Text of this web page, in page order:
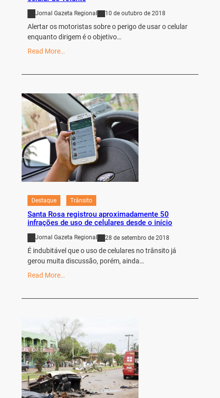
Jornal Gazeta Regional 10 de outubro de 2018
Alertar os motoristas sobre o perigo de usar o celular
enquanto dirigem é o objetivo…
Read More…
Destaque Trânsito
Santa Rosa registrou aproximadamente 50
infrações de uso de celulares desde o início
Jornal Gazeta Regional 28 de setembro de 2018
É indubitável que o uso de celulares no trânsito já
gerou muita discussão, porém, ainda…
Read More…